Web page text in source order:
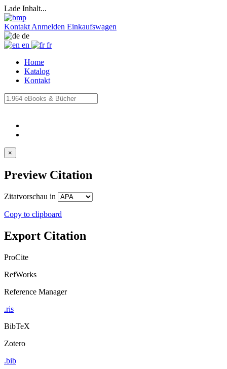
Lade Inhalt...
Kontakt Anmelden Einkaufswagen
de
en
fr
Home
Katalog
Kontakt
×
Preview Citation
Zitatvorschau in
Copy to clipboard
Export Citation
ProCite
RefWorks
Reference Manager
.ris
BibTeX
Zotero
.bib